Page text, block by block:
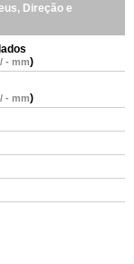
Direção e
/ - mm)
/ - mm)